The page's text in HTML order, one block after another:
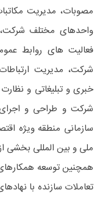
مصوبات، مدیریت
واحدهای مختلف شرکت،
فعالیت های روابط
شرکت، مدیریت
خبری و تبلیغاتی و
شرکت و طراحی و
سازمانی منطقه ویژه
ملی و بین المللی
همچنین توسعه
تعاملات سازنده با